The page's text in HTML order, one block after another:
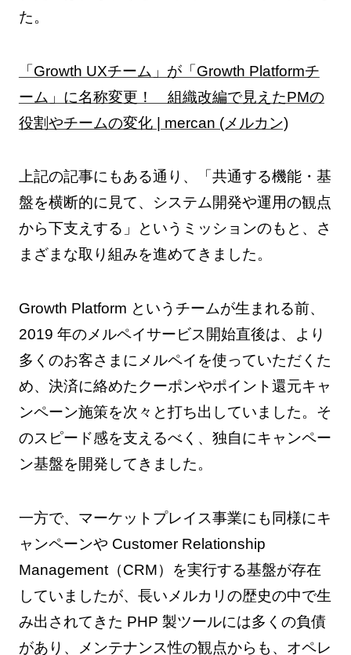
た。
「Growth UXチーム」が「Growth Platformチ
ーム」に名称変更！ 組織改編で見えたPMの
役割やチームの変化 | mercan (メルカン)
上記の記事にもある通り、「共通する機能・基
盤を横断的に見て、システム開発や運用の観点
から下支えする」というミッションのもと、さ
まざまな取り組みを進めてきました。
Growth Platform というチームが生まれる前、
2019 年のメルペイサービス開始直後は、より
多くのお客さまにメルペイを使っていただくた
め、決済に絡めたクーポンやポイント還元キャ
ンペーン施策を次々と打ち出していました。そ
のスピード感を支えるべく、独自にキャンペー
ン基盤を開発してきました。
一方で、マーケットプレイス事業にも同様にキ
ャンペーンや Customer Relationship
Management（CRM）を実行する基盤が存在
していましたが、長いメルカリの歴史の中で生
み出されてきた PHP 製ツールには多くの負債
があり、メンテナンス性の観点からも、オペレ